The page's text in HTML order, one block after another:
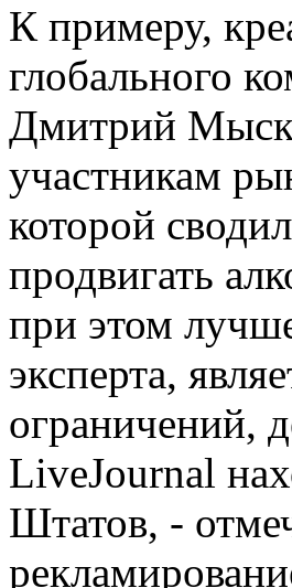
К примеру,
глобального
Дмитрий
участникам
которой
продвигать
при этом
эксперта,
ограничений,
LiveJournal
Штатов, -